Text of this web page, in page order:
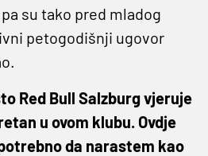
su tako pred mladog
petogodišnji ugovor
Red Bull Salzburg vjeruje
u ovom klubu. Ovdje
da narastem kao